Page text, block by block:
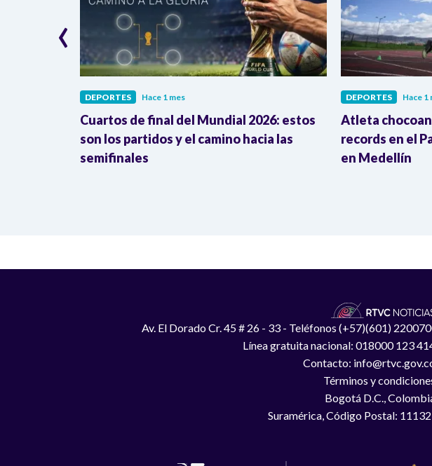
DEPORTES Hace 1 mes
Cuartos de final del Mundial 2026: estos
son los partidos y el camino hacia las
semifinales
DEPORTES Hace 1
Atleta
records en el
en Medellín
‹
Av. El Dorado Cr. 45 # 26 - 33 - Teléfonos (+57)(601)
Línea gratuita nacional: 018000 123
Contacto:
Términos y
Bogotá D.C.,
Suramérica, Código Postal: